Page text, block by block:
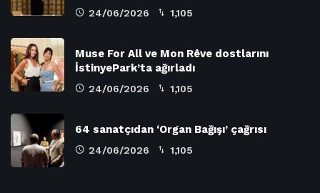
24/06/2026 1,105
Muse For All ve Mon Rêve dostlarını
İstinyePark’ta ağırladı
24/06/2026 1,105
64 sanatçıdan ‘Organ Bağışı’ çağrısı
24/06/2026 1,105